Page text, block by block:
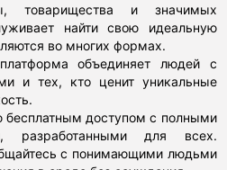
товарищества и значимых
найти свою идеальную
во многих формах.
объединяет людей с
и тех, кто ценит уникальные
бесплатным доступом с полными
разработанными для всех.
с понимающими людьми